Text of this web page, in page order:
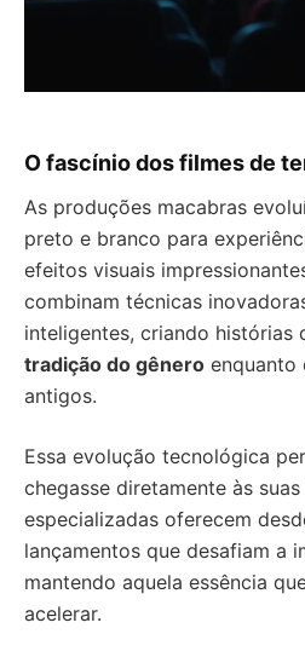
O fascínio dos filmes de
As produções macabras
preto e branco para
efeitos visuais
combinam técnicas
inteligentes, criando histórias
tradição do gênero enquanto
antigos.
Essa evolução tecnológica
chegasse diretamente às
especializadas oferecem
lançamentos que desafiam a
mantendo aquela essência
acelerar.